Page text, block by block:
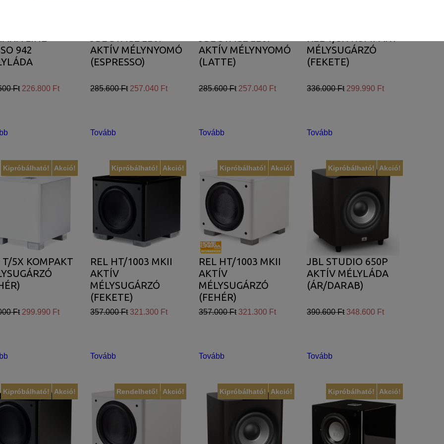
942
Ft 226.800 Ft
AKTÍV MÉLYNYOMÓ
(ESPRESSO)
285.600 Ft 257.040 Ft
Tovább
AKTÍV MÉLYNYOMÓ
(LATTE)
285.600 Ft 257.040 Ft
Tovább
MÉLYSUGÁRZÓ
(FEKETE)
336.000 Ft 299.990 Ft
Tovább
Akció!
Kipróbálható!
T/5X KOMPAKT
Ft 299.990 Ft
Akció!
Kipróbálható!
REL HT/1003 MKII
AKTÍV
MÉLYSUGÁRZÓ
(FEKETE)
357.000 Ft 321.300 Ft
Tovább
Akció!
Kipróbálható!
REL HT/1003 MKII
AKTÍV
MÉLYSUGÁRZÓ
(FEHÉR)
357.000 Ft 321.300 Ft
Tovább
Akció!
Kipróbálható!
JBL STUDIO 650P
AKTÍV MÉLYLÁDA
(ÁR/DARAB)
390.600 Ft 348.600 Ft
Tovább
Akció!
Kipróbálható! Akció!
Rendelhető! Akció!
Kipróbálható! Akció!
Kipróbálható!
szükséges sütik. Ezek nélkül a weboldalt nem lehet megtekinteni.
hatékonyabbá tenni, hogy a lehető legmagasabb felhasználói élményt nyújtsuk kedves
a Google Analytics segítségével, amely kizárólag az IP címeket tárolja a személyes adatok közül.
számára egyedi, releváns, érdeklődési körébe tartozó reklámajánlatokkal tudjuk megcélozni.